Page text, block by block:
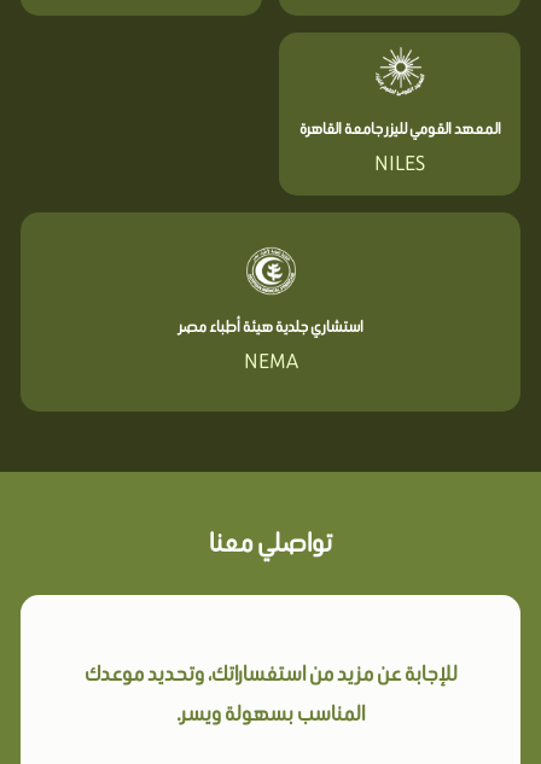
المعهد القومي لليزر جامعة القاهرة
NILES
استشاري جلدية هيئة أطباء مصر
NEMA
تواصلي معنا
للإجابة عن مزيد من استفساراتك، وتحديد موعدك
المناسب بسهولة ويسر.